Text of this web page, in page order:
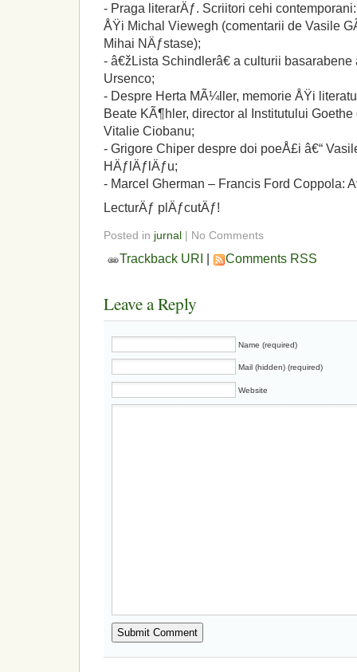
- Praga literarÄƒ. Scriitori cehi
ÅŸi Michal Viewegh (comentarii de Vasile
Mihai NÄƒstase);
- â€žLista Schindlerâ€ a culturii basarabene
Ursenco;
- Despre Herta MÃ¼ller, memorie ÅŸi
Beate KÃ¶hler, director al Institutului
Vitalie Ciobanu;
- Grigore Chiper despre doi poeÅ£i â€“
HÄƒlÄƒlÄƒu;
- Marcel Gherman – Francis Ford Coppola:
LecturÄƒ plÄƒcutÄƒ!
Posted in jurnal | No Comments
Trackback URI Comments RSS
Leave a Reply
Name (required)
Mail (hidden) (required)
Website